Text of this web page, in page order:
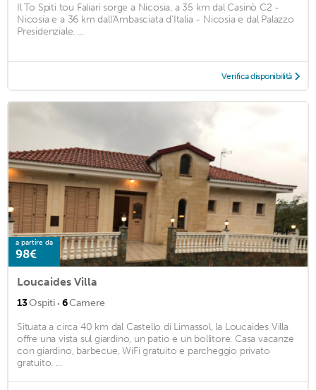
Il To Spiti tou Faliari sorge a Nicosia, a 35 km dal Casinò C2 -
Nicosia e a 36 km dall'Ambasciata d'Italia - Nicosia e dal Palazzo
Presidenziale. ...
Verifica disponibilità
a partire da
98€
Loucaides Villa
13Ospiti · 6Camere
Situata a circa 40 km dal Castello di Limassol, la Loucaides Villa
offre una vista sul giardino, un patio e un bollitore. Casa vacanze
con giardino, barbecue, WiFi gratuito e parcheggio privato
gratuito. ...